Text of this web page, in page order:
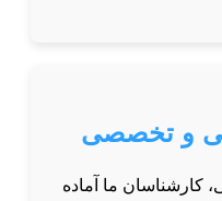
و تخصصی
کارشناسان ما آماده